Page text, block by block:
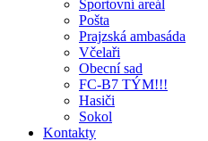
Sportovní areál
Pošta
Prajzská ambasáda
Včelaři
Obecní sad
FC-B7 TÝM!!!
Hasiči
Sokol
Kontakty